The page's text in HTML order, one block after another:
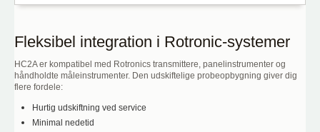
Fleksibel integration i Rotronic-systemer
HC2A er kompatibel med Rotronics transmittere, panelinstrumenter og
håndholdte måleinstrumenter. Den udskiftelige probeopbygning giver dig
flere fordele:
Hurtig udskiftning ved service
Minimal nedetid